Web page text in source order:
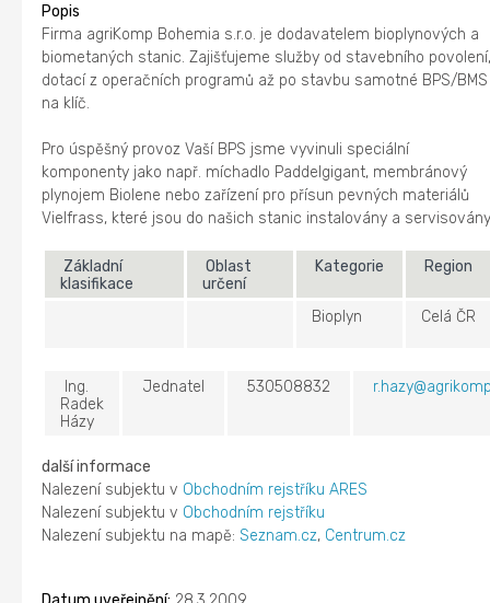
Popis
Firma agriKomp Bohemia s.r.o. je dodavatelem bioplynových a
biometaných stanic. Zajišťujeme služby od stavebního
dotací z operačních programů až po stavbu samotné BPS/BMS
na klíč.
Pro úspěšný provoz Vaší BPS jsme vyvinuli speciální
komponenty jako např. míchadlo Paddelgigant, membránový
plynojem Biolene nebo zařízení pro přísun pevných materiálů
Vielfrass, které jsou do našich stanic instalovány a
Základní
klasifikace
Oblast
určení
Kategorie Region
Bioplyn Celá ČR
Ing.
Radek
Házy
Jednatel 530508832
další informace
Nalezení subjektu v Obchodním rejstříku ARES
Nalezení subjektu v Obchodním rejstříku
Nalezení subjektu na mapě:Seznam.cz, Centrum.cz